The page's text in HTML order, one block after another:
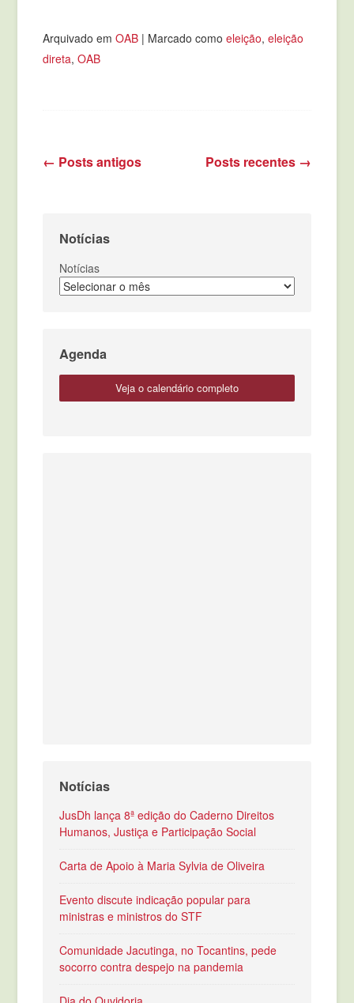
Arquivado emOAB | Marcado comoeleição,eleição
direta,OAB
Navegação de posts
← Posts antigos Posts recentes →
Notícias
Notícias
Agenda
veja o calendário completo
Notícias
JusDh lança 8ª edição do Caderno Direitos
Humanos, Justiça e Participação Social
Carta de Apoio à Maria Sylvia de Oliveira
Evento discute indicação popular para
ministras e ministros do STF
Comunidade Jacutinga, no Tocantins, pede
socorro contra despejo na pandemia